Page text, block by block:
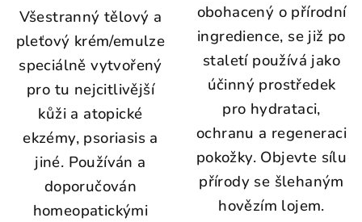
Všestranný tělový a
pleťový krém/emulze
speciálně vytvořený
pro tu nejcitlivější
kůži a atopické
ekzémy, psoriasis a
jiné. Používán a
doporučován
homeopatickými
obohacený o přírodní
ingredience, se již po
staletí používá jako
účinný prostředek
pro hydrataci,
ochranu a regeneraci
pokožky. Objevte sílu
přírody se šlehaným
hovězím lojem.